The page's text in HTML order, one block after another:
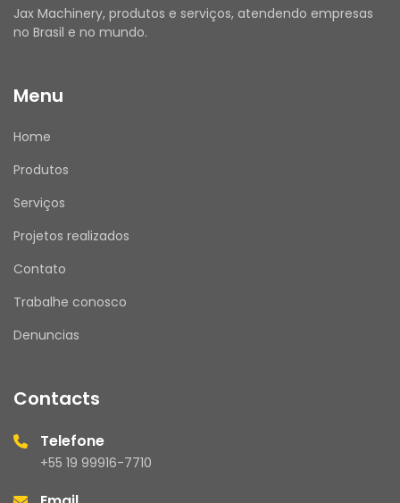
Jax Machinery, produtos e serviços, atendendo empresas
no Brasil e no mundo.
Menu
Home
Produtos
Serviços
Projetos realizados
Contato
Trabalhe conosco
Denuncias
Contacts
Telefone
+55 19 99916-7710